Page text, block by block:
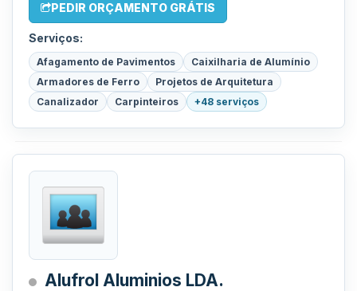
PEDIR ORÇAMENTO GRÁTIS
Serviços:
Afagamento de Pavimentos
Caixilharia de Alumínio
Armadores de Ferro
Projetos de Arquitetura
Canalizador
Carpinteiros +48 serviços
Alufrol Aluminios LDA.